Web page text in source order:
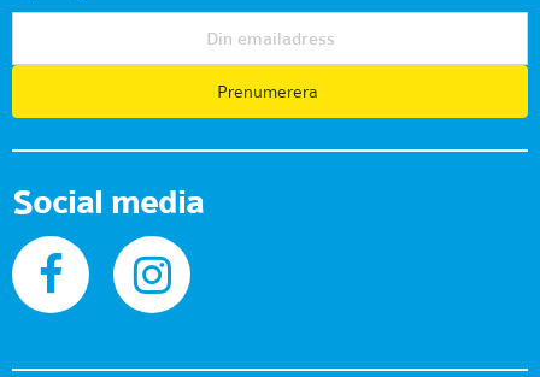
Prenumerera
Social media